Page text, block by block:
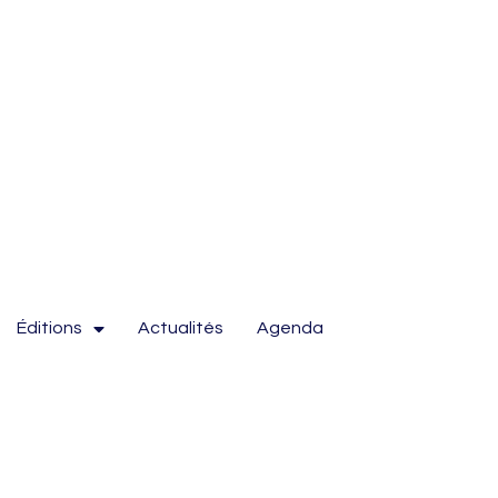
Éditions Actualités Agenda